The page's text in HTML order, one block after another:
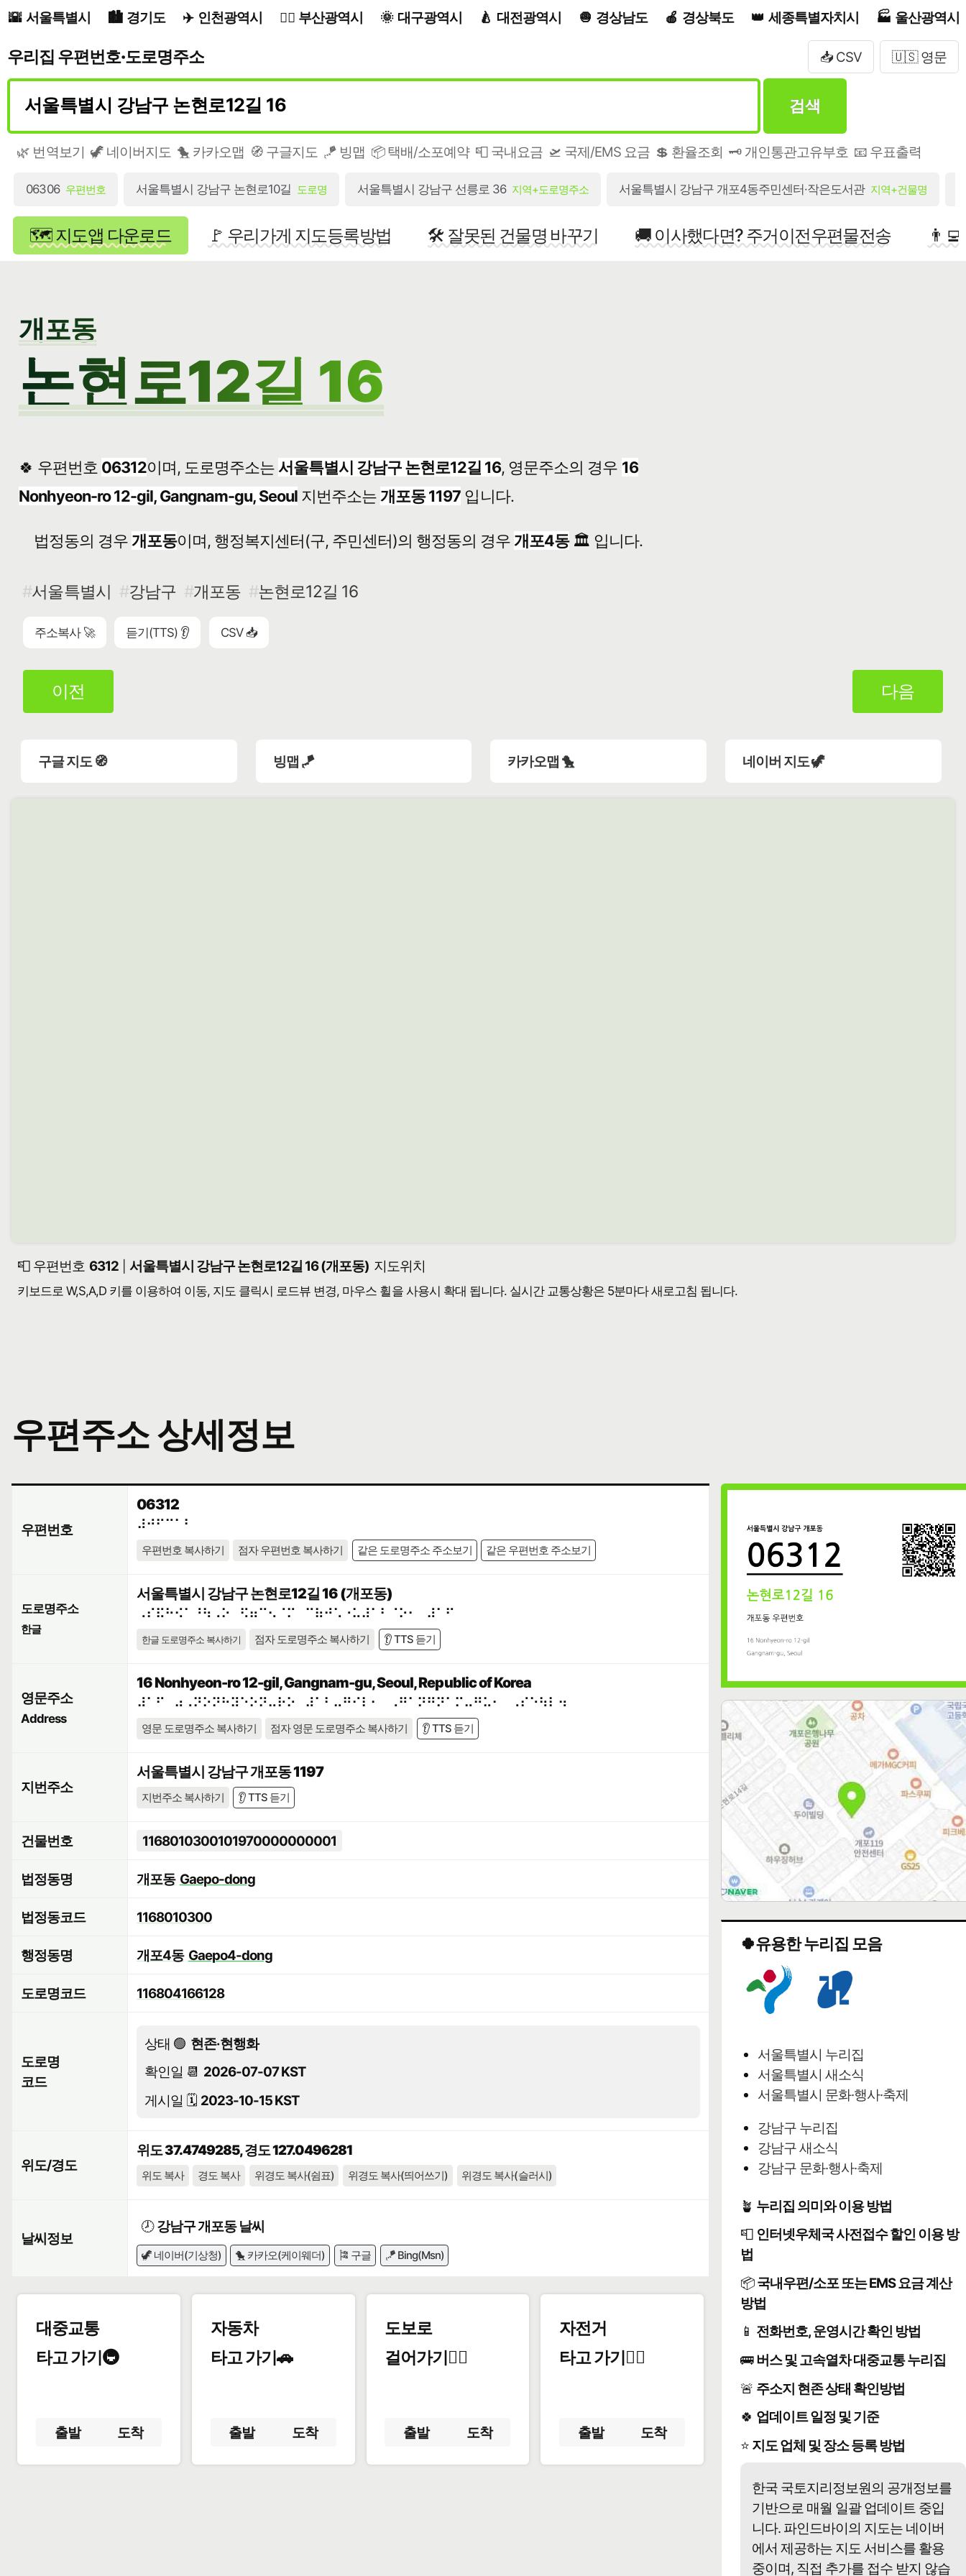
서울특별시 경기도 인천광역시 부산광역시 대구광역시 대전광역시 경상남도 경상북도 세종특별자치시 울산광역시
우리집 우편번호·도로명주소 📥 CSV 🇺🇸 영문
검색
🌿 번역보기 🦖 네이버지도 🐤 카카오맵 🧭 구글지도 🪁 빙맵 📦 택배/소포예약 📮 국내요금 🛫 국제/EMS 요금 💲 환율조회 🗝️ 개인통관고유부호 📧 우표출력
06306 우편번호 서울특별시 강남구 논현로10길 도로명 서울특별시 강남구 선릉로 36 지역+도로명주소 서울특별시 강남구 개포4동주민센터·작은도서관 지역+건물명
🗺️ 지도앱 다운로드 🚩 우리가게 지도등록방법 🛠️ 잘못된 건물명 바꾸기 🚚 이사했다면? 주거이전우편물전송
개포동
논현로12길 16
🍀 우편번호 06312이며, 도로명주소는 서울특별시 강남구 논현로12길 16, 영문주소의 경우 16
Nonhyeon-ro 12-gil, Gangnam-gu, Seoul 지번주소는개포동 1197 입니다.
법정동의 경우개포동이며, 행정복지센터(구, 주민센터)의 행정동의 경우개포4동🏛️ 입니다.
서울특별시 강남구 개포동 논현로12길 16
주소복사 🚀 듣기(TTS) 👂 CSV 📥
이전 다음
구글 지도 🧭 빙맵 🪁 카카오맵 🐤 네이버 지도 🦖
📮 우편번호 6312 서울특별시 강남구 논현로12길 16 (개포동) 지도위치
키보드로 W,S,A,D 키를 이용하여 이동, 지도 클릭시 로드뷰 변경, 마우스 휠을 사용시 확대 됩니다. 실시간 교통상황은 5분마다 새로고침 됩니다.
우편주소 상세정보
우편번호
06312
⠼⠚⠋⠉⠁⠃
우편번호 복사하기 점자 우편번호 복사하기 같은 도로명주소 주소보기 같은 우편번호 주소보기
도로명주소
한글
서울특별시 강남구 논현로12길 16 (개포동)
⠠⠎⠯⠓⠪⠁⠘⠳⠠⠕⠀⠫⠶⠉⠢⠈⠍⠀⠉⠷⠚⠡⠐⠥⠼⠁⠃⠈⠕⠂⠀⠼⠁⠋
한글 도로명주소 복사하기 점자 도로명주소 복사하기 👂 TTS 듣기
영문주소
Address
16 Nonhyeon-ro 12-gil, Gangnam-gu, Seoul, Republic of Korea
⠼⠁⠋⠀⠴⠠⠝⠕⠝⠓⠽⠑⠕⠝⠤⠗⠕⠀⠼⠁⠃⠤⠛⠊⠇⠂⠀⠠⠛⠁⠝⠛⠝⠁⠍⠤⠛⠥⠂⠀⠠⠎⠑⠳⠇⠲
영문 도로명주소 복사하기 점자 영문 도로명주소 복사하기 👂 TTS 듣기
지번주소
서울특별시 강남구 개포동 1197
지번주소 복사하기 👂 TTS 듣기
건물번호 1168010300101970000000001
법정동명 개포동 Gaepo-dong
법정동코드 1168010300
행정동명 개포4동 Gaepo4-dong
도로명코드 116804166128
도로명
코드
상태 🟢 현존·현행화
확인일 📆 2026-07-07 KST
게시일 🗓️ 2023-10-15 KST
위도/경도
위도 37.4749285, 경도 127.0496281
위도 복사 경도 복사 위경도 복사(쉼표) 위경도 복사(띄어쓰기) 위경도 복사(슬러시)
날씨정보
🕗강남구 개포동 날씨
🦖 네이버(기상청) 🐤 카카오(케이웨더) 🎏 구글 🪁 Bing(Msn)
대중교통
타고 가기🚇
출발 도착
자동차
타고 가기🚗
출발 도착
도보로
걸어가기🚶‍♂️
출발 도착
자전거
타고 가기🚴‍♀️
출발 도착
🍀유용한 누리집 모음
서울특별시 누리집
서울특별시 새소식
서울특별시 문화·행사·축제
강남구 누리집
강남구 새소식
강남구 문화·행사·축제
🪴 누리집 의미와 이용 방법
📮 인터넷우체국 사전접수 할인 이용 방
법
📦국내우편/소포 또는 EMS 요금 계산
방법
📱 전화번호, 운영시간 확인 방법
🚌버스 및 고속열차 대중교통 누리집
🚨 주소지 현존 상태 확인방법
🍀 업데이트 일정 및 기준
⭐ 지도 업체 및 장소 등록 방법
한국 국토지리정보원의 공개정보를
기반으로 매월 일괄 업데이트 중입
니다. 파인드바이의 지도는 네이버
에서 제공하는 지도 서비스를 활용
중이며, 직접 추가를 접수 받지 않습